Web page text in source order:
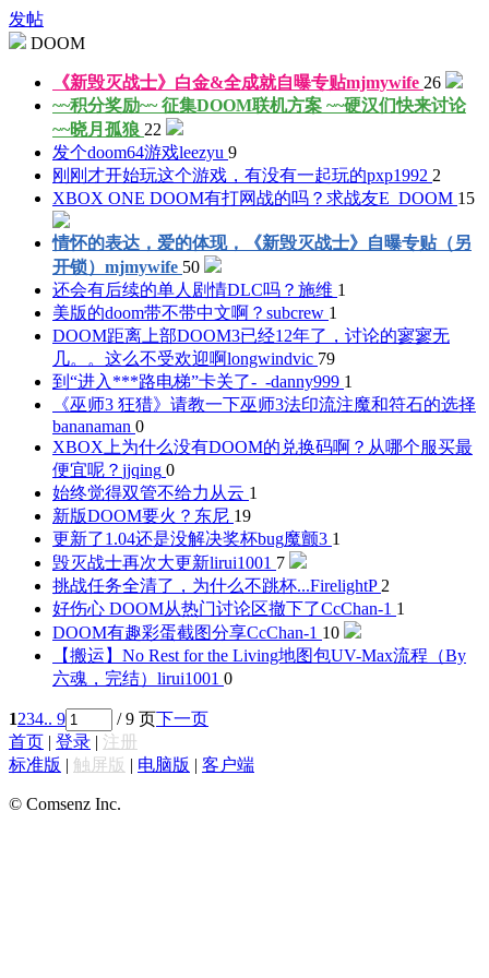
发帖
DOOM
《新毁灭战士》白金&全成就自曝专贴mjmywife 26
~~积分奖励~~ 征集DOOM联机方案 ~~硬汉们快来讨论
~~晓月孤狼 22
发个doom64游戏leezyu 9
刚刚才开始玩这个游戏，有没有一起玩的pxp1992 2
XBOX ONE DOOM有打网战的吗？求战友E_DOOM 15
情怀的表达，爱的体现，《新毁灭战士》自曝专贴（另
开锁） mjmywife 50
还会有后续的单人剧情DLC吗？ 施维 1
美版的doom带不带中文啊？ subcrew 1
DOOM距离上部DOOM3已经12年了，讨论的寥寥无
几。。这么不受欢迎啊longwindvic 79
到“进入***路电梯”卡关了-_-danny999 1
《巫师3 狂猎》请教一下巫师3法印流注魔和符石的选择
bananaman 0
XBOX上为什么没有DOOM的兑换码啊？从哪个服买最
便宜呢？ jjqing 0
始终觉得双管不给力 从云 1
新版DOOM要火？ 东尼 19
更新了1.04还是没解决奖杯bug魔颤3 1
毁灭战士再次大更新lirui1001 7
挑战任务全清了，为什么不跳杯...FirelightP 2
好伤心 DOOM从热门讨论区撤下了CcChan-1 1
DOOM有趣彩蛋截图分享CcChan-1 10
【搬运】No Rest for the Living地图包UV-Max流程（By
六魂，完结） lirui1001 0
1234.. 9 / 9 页下一页
首页 | 登录 | 注册
标准版 | 触屏版 | 电脑版 | 客户端
© Comsenz Inc.